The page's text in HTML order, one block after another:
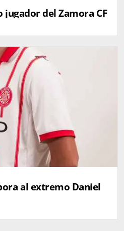
jugador del Zamora CF
al extremo Daniel